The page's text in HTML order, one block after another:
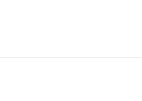
tarvikkeita todella